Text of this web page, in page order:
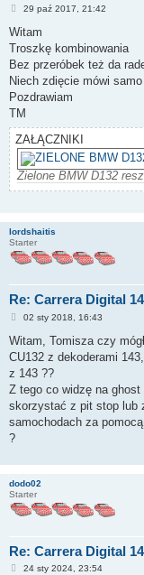
P
s
29 paź 2017, 21:42
Witam
Troszkę kombinowania
Bez przeróbek też da
Niech zdięcie mówi
Pozdrawiam
TM
ZAŁĄCZNIKI
Zielone BMW D132
lordshaitis
Starter
Re: Carrera Digital
P
s
02 sty 2018, 16:43
Witam, Tomisza czy
CU132 z dekoderami
z 143 ??
Z tego co widzę na
skorzystać z pit stop lub
samochodach za
?
dodo02
Starter
Re: Carrera Digital
P24 sty 2024, 23:54